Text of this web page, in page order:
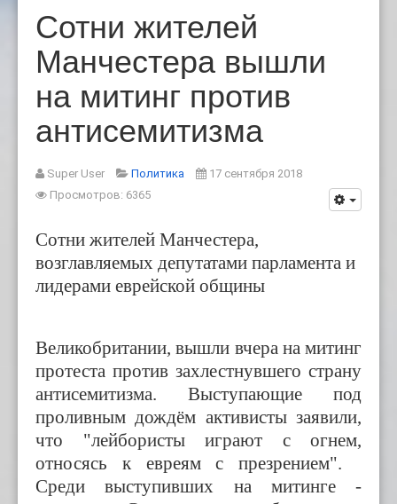
Сотни жителей
Манчестера вышли
на митинг против
антисемитизма
Super User Политика
17 сентября 2018
Просмотров: 6365
Сотни жителей Манчестера,
возглавляемых депутатами парламента и
лидерами еврейской общины
Великобритании, вышли вчера на митинг
протеста против захлестнувшего страну
антисемитизма. Выступающие под
проливным дождём активисты заявили,
что "лейбористы играют с огнем,
относясь к евреям с презрением".
Среди выступивших на митинге -